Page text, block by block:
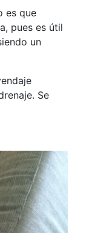
es que
pues es útil
un
Se